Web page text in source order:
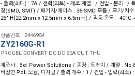
- 출력(최대) : 7A / 전력(와트) - 제조 계열 : / 전압 - 분리 : /
장(SMD, SMT) / 패키지/케이스 : 36-SMD 모듈 / 크기/치
26" H(22.2mm x 12.5mm x 6.5mm) / 작동 온도 : -40°C
상품번호 : 2446954
ZY2160G-R1
PROGBL CONVERT DC-DC 60A OUT THU
제조사 : Bel Power Solutions / 포장 : 트레이 / 계열 : No-
비절연 PoL 모듈, 디지털 / 출력 개수 : 1 / 전압 - 입력(최소)